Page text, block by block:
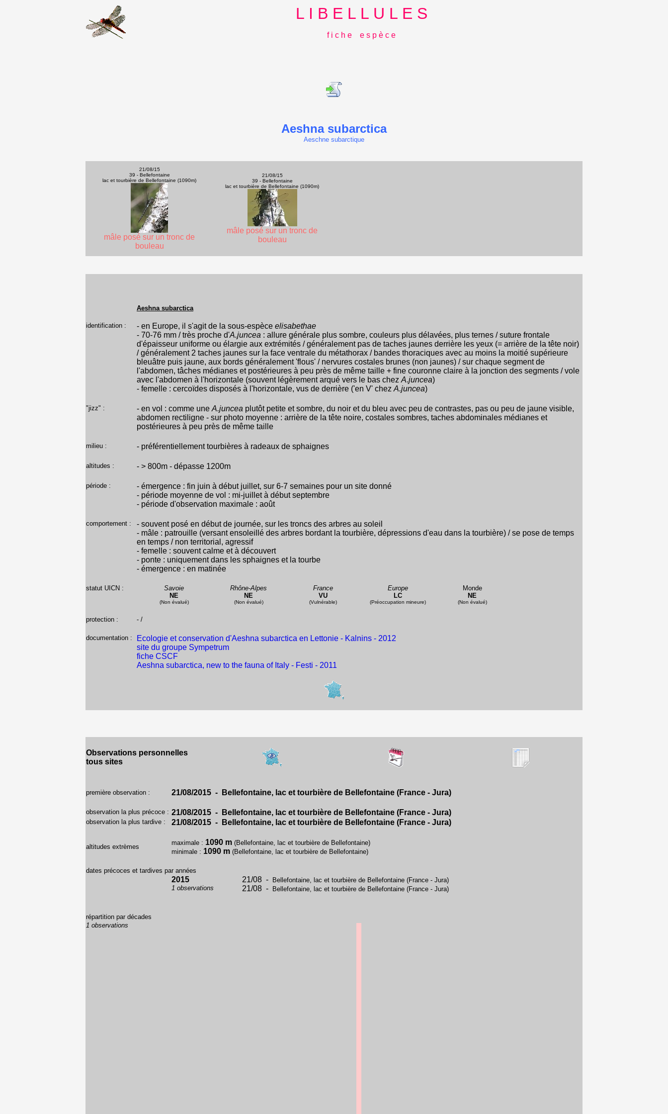
L I B E L L U L E S
f i c h e e s p è c e
Aeshna subarctica
Aeschne subarctique
21/08/15
39 - Bellefontaine
lac et tourbière de Bellefontaine (1090m)
mâle posé sur un tronc de
bouleau
21/08/15
39 - Bellefontaine
lac et tourbière de Bellefontaine (1090m)
mâle posé sur un tronc de
bouleau
Aeshna subarctica
identification : - en Europe, il s'agit de la sous-espèce elisabethae
- 70-76 mm / très proche d'A.juncea : allure générale plus sombre, couleurs plus délavées, plus ternes / suture frontale
d'épaisseur uniforme ou élargie aux extrémités / généralement pas de taches jaunes derrière les yeux (= arrière de la tête noir)
/ généralement 2 taches jaunes sur la face ventrale du métathorax / bandes thoraciques avec au moins la moitié supérieure
bleuâtre puis jaune, aux bords généralement 'flous' / nervures costales brunes (non jaunes) / sur chaque segment de
l'abdomen, tâches médianes et postérieures à peu près de même taille + fine couronne claire à la jonction des segments / vole
avec l'abdomen à l'horizontale (souvent légèrement arqué vers le bas chez A.juncea)
- femelle : cercoïdes disposés à l'horizontale, vus de derrière ('en V' chez A.juncea)
"jizz" : - en vol : comme une A.juncea plutôt petite et sombre, du noir et du bleu avec peu de contrastes, pas ou peu de jaune visible,
abdomen rectiligne - sur photo moyenne : arrière de la tête noire, costales sombres, taches abdominales médianes et
postérieures à peu près de même taille
milieu : - préférentiellement tourbières à radeaux de sphaignes
altitudes : - > 800m - dépasse 1200m
période :
- émergence : fin juin à début juillet, sur 6-7 semaines pour un site donné
- période moyenne de vol : mi-juillet à début septembre
- période d'observation maximale : août
comportement :
- souvent posé en début de journée, sur les troncs des arbres au soleil
- mâle : patrouille (versant ensoleillé des arbres bordant la tourbière, dépressions d'eau dans la tourbière) / se pose de temps
en temps / non territorial, agressif
- femelle : souvent calme et à découvert
- ponte : uniquement dans les sphaignes et la tourbe
- émergence : en matinée
statut UICN : Savoie Rhône-Alpes France Europe
Monde
NE
(Non évalué)
NE
(Non évalué)
VU
(Vulnérable)
LC
(Préoccupation mineure)
NE
(Non évalué)
protection : - /
documentation :
Ecologie et conservation d'Aeshna subarctica en Lettonie - Kalnins - 2012
site du groupe Sympetrum
fiche CSCF
Aeshna subarctica, new to the fauna of Italy - Festi - 2011
Observations personnelles
tous sites
première observation : 21/08/2015 - Bellefontaine, lac et tourbière de Bellefontaine (France - Jura)
observation la plus précoce : 21/08/2015 - Bellefontaine, lac et tourbière de Bellefontaine (France - Jura)
observation la plus tardive : 21/08/2015 - Bellefontaine, lac et tourbière de Bellefontaine (France - Jura)
altitudes extrèmes
maximale : 1090 m (Bellefontaine, lac et tourbière de Bellefontaine)
minimale : 1090 m (Bellefontaine, lac et tourbière de Bellefontaine)
dates précoces et tardives par années
2015
1 observations
21/08 - Bellefontaine, lac et tourbière de Bellefontaine (France - Jura)
21/08 - Bellefontaine, lac et tourbière de Bellefontaine (France - Jura)
répartition par décades
1 observations